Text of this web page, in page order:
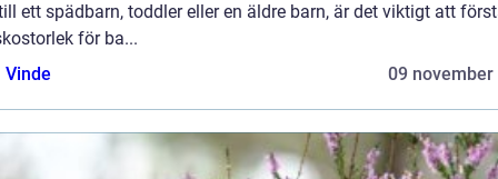
ett spädbarn, toddler eller en äldre barn, är det viktigt att
för ba...
Vinde
09 november